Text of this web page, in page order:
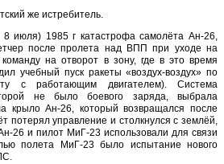
же истребитель.
июля) 1985 г катастрофа самолёта Ан-26,
после пролета над ВПП при уходе на
на отворот в зону, где в это время
учебный пуск ракеты «воздух-воздух» по
с работающим двигателем). Система
не было боевого заряда, выбрала
крыло Ан-26, который возвращался после
потерял управление и столкнулся с землёй,
26 и пилот МиГ-23 использовали для связи
полета МиГ-23 было испытание нового